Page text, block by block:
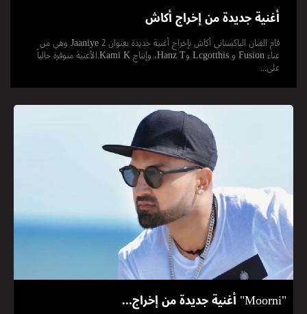
أغنية جديدة من إخراج أكاش
قام الفنان الباكستاني أكاش بإخراج أغنية جديدة بعنوان Jaaniye 2 وهي من
غناء Fusion و Lcgotthis وHanz T، وإنتاج Kami K.الأغنية متوفرة حالياً
على...
"Moorni" أغنية جديدة من إخراج...